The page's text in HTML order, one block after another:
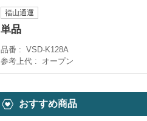
福山通運
単品
品番
VSD-K128A
参考上代
オープン
おすすめ商品